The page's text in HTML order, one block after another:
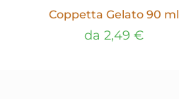
Coppetta Gelato 90 ml
da 2,49 €